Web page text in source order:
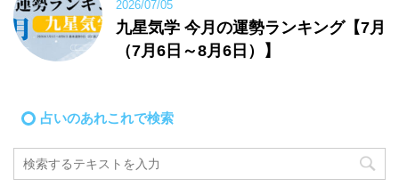
2026/07/05
九星気学 今月の運勢ランキング【7月
（7月6日～8月6日）】
占いのあれこれで検索